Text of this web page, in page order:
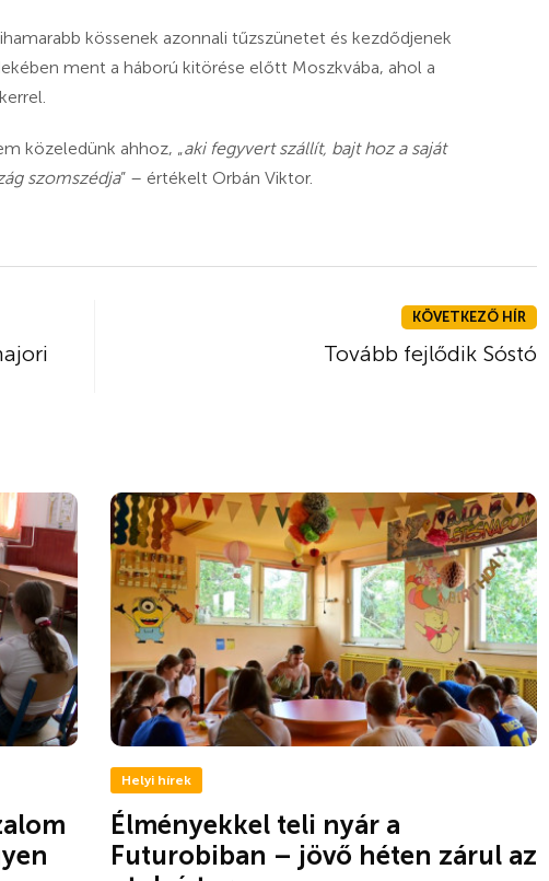
kössenek azonnali tűzszünetet és kezdődjenek
ment a háború kitörése előtt Moszkvába, ahol a
közeledünk ahhoz, „aki fegyvert szállít, bajt hoz a saját
szomszédja” – értékelt Orbán Viktor.
KÖVETKEZŐ HÍR
Tovább fejlődik Sóstó
Helyi hírek
Élményekkel teli nyár a
Futurobiban – jövő héten zárul az